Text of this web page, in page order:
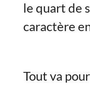
le quart de
caractère
Tout va